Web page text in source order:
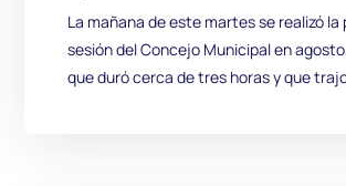
La mañana de este martes se realizó la
sesión del Concejo Municipal en
que duró cerca de tres horas y que